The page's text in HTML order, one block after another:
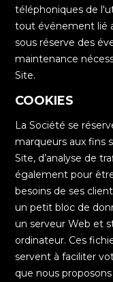
téléphoniques de
tout événement lié
sous réserve des
maintenance
Site.
COOKIES
La Société se
marqueurs aux fins
Site, d’analyse de
également pour
besoins de ses
un petit bloc de
un serveur Web et
ordinateur. Ces
servent à faciliter
que nous